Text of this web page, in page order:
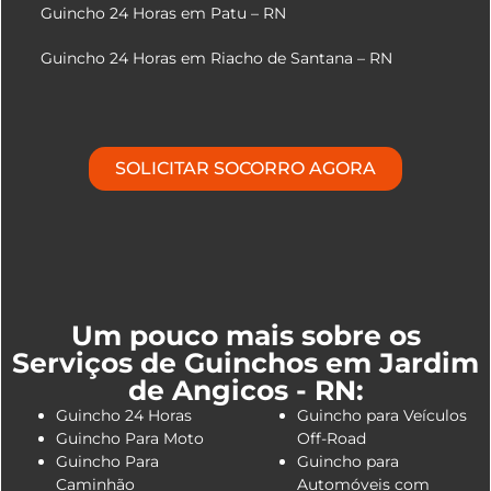
Guincho 24 Horas em Patu – RN
Guincho 24 Horas em Riacho de Santana – RN
SOLICITAR SOCORRO AGORA
Um pouco mais sobre os
Serviços de Guinchos em Jardim
de Angicos - RN:
Guincho 24 Horas
Guincho Para Moto
Guincho Para
Caminhão
Guincho para Veículos
Off-Road
Guincho para
Automóveis com